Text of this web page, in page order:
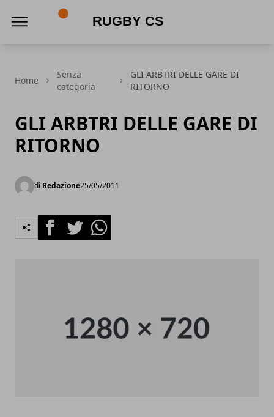
Home
Senza
categoria
GLI ARBTRI DELLE GARE DI
RITORNO
GLI ARBTRI DELLE GARE DI
RITORNO
di Redazione25/05/2011
FacebookTwitterWhatsapp